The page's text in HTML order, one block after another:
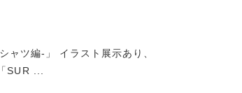
ャツ編-」 イラスト展示あり、
SUR ...